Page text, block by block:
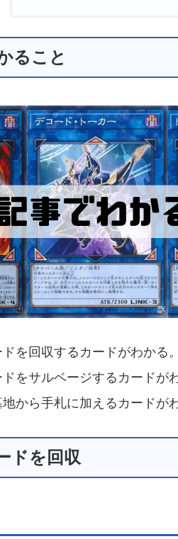
ること
を回収するカードがわかる。
をサルベージするカードが
から手札に加えるカードが
ドを回収